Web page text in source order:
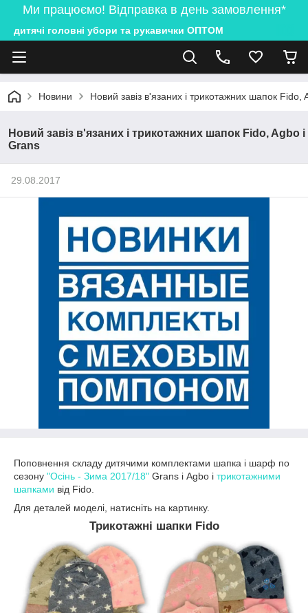
Ми працюємо! Відправка в день замовлення*
дитячі головні убори та рукавички ОПТОМ
Новини Новий завіз в'язаних і трикотажних шапок Fido,
Новий завіз в'язаних і трикотажних шапок Fido, Agbo і
Grans
29.08.2017
Поповнення складу дитячими комплектами шапка і шарф по
сезону "Осінь - Зима 2017/18" Grans і Agbo і трикотажними
шапками від Fido.
Для деталей моделі, натисніть на картинку.
Трикотажні шапки Fido